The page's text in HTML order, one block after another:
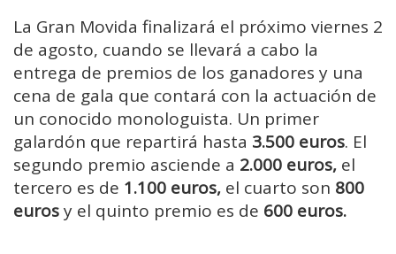
La Gran Movida finalizará el próximo viernes 2
de agosto, cuando se llevará a cabo la
entrega de premios de los ganadores y una
cena de gala que contará con la actuación de
un conocido monologuista. Un primer
galardón que repartirá hasta 3.500 euros. El
segundo premio asciende a 2.000 euros, el
tercero es de 1.100 euros, el cuarto son 800
eurosy el quinto premio es de 600 euros.